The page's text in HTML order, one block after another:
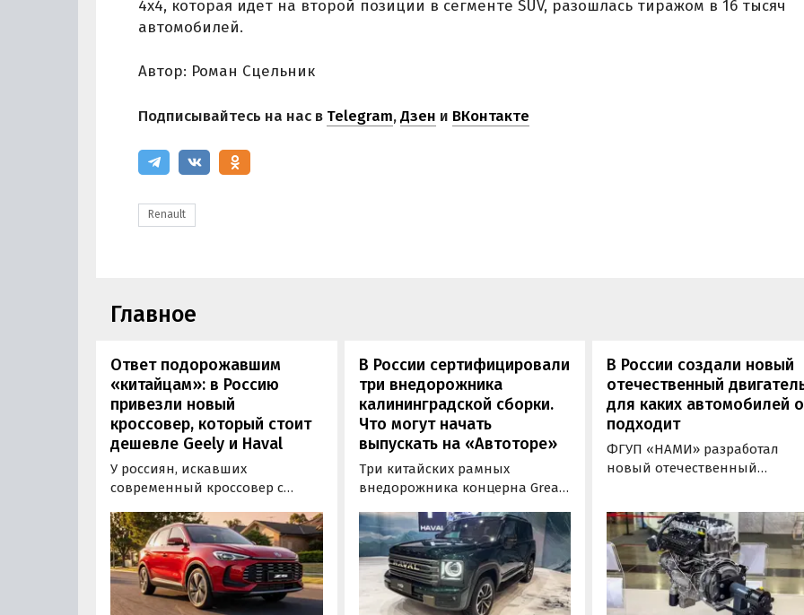
4x4, которая идет на второй позиции в сегменте SUV, разошлась тиражом в 16 тысяч
автомобилей.
Автор: Роман Сцельник
Подписывайтесь на нас в Telegram,Дзен и ВКонтакте
Renault
Главное
Ответ подорожавшим
«китайцам»: в Россию
привезли новый
кроссовер, который стоит
дешевле Geely и Haval
У россиян, искавших
современный кроссовер с
доступной цене, теперь есть
еще один вариант с китайского
рынка — MG ZS. В Китае он
стоит от 900 000 рублей по
текущему курсу, а в РФ с учетом
В России сертифицировали
три внедорожника
калининградской сборки.
Что могут начать
выпускать на «Автоторе»
Три китайских рамных
внедорожника концерна Great
калининградском заводе
«Автотор». Речь о Haval H9,
Tank 400 и Tank 500, которые
успешно прошли
сертификацию и получили
В России создали новый
отечественный
для каких автомобилей
подходит
ФГУП «НАМИ» разработал
новый отечественный
получивший индекс 414320.
Корреспонденту
«Автоновостей дня» удалось
лично ознакомиться с
новинкой на выставке